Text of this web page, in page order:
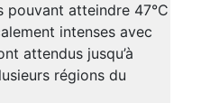
pouvant atteindre 47°C
intenses avec
attendus jusqu’à
régions du